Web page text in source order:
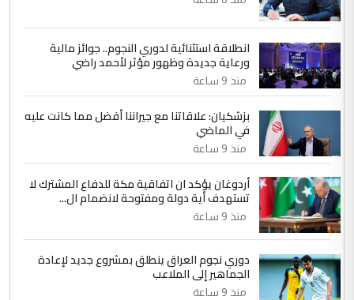
5 سردار
التعليق : واحد من عصابة علي ماما يسقط
جنسية الرافد الثالث للعراق ومن اصول عريقة
الموضوع :
الجواهري يرد على صدام حسين سل
مضجعيك يابن الزنا (نص كامل)
انطلاقة استثنائية لدوري النجوم.. جوائز مالية
ورعاية جديدة وظهور مؤثر لأحمد راضي
منذ 9 ساعة
بزشكيان: علاقاتنا مع جيراننا أفضل مما كانت عليه
في الماضي
منذ 9 ساعة
أردوغان يؤكد ان اتفاقية مكة للدفاع المشترك لا
تستهدف أية دولة ومفتوحة لانضمام ال...
منذ 9 ساعة
دوري نجوم العراق ينطلق بمشروع جديد لإعادة
الجماهير إلى الملاعب
منذ 9 ساعة